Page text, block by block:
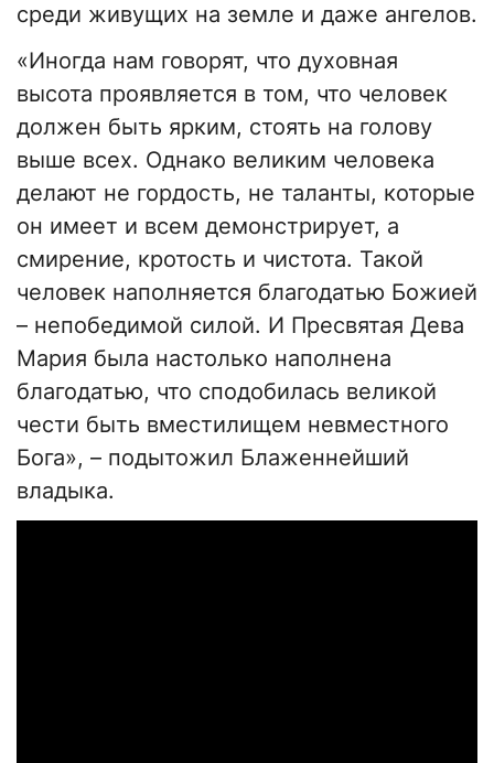
среди живущих на земле и даже ангелов.
«Иногда нам говорят, что духовная
высота проявляется в том, что человек
должен быть ярким, стоять на голову
выше всех. Однако великим человека
делают не гордость, не таланты, которые
он имеет и всем демонстрирует, а
смирение, кротость и чистота. Такой
человек наполняется благодатью Божией
– непобедимой силой. И Пресвятая Дева
Мария была настолько наполнена
благодатью, что сподобилась великой
чести быть вместилищем невместного
Бога», – подытожил Блаженнейший
владыка.